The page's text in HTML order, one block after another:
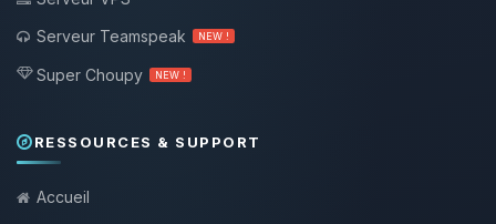
Serveur Teamspeak
NEW !
Super Choupy NEW !
RESSOURCES & SUPPORT
Accueil